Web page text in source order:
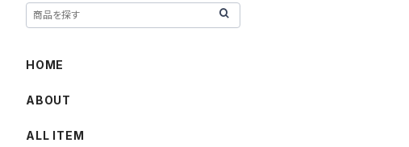
HOME
ABOUT
ALL ITEM